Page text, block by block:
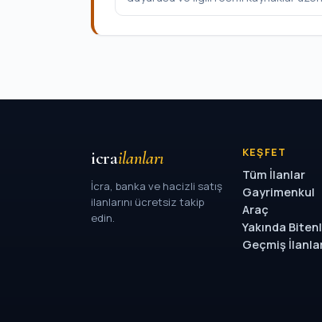
icrailanları
İcra, banka ve hacizli satış
ilanlarını ücretsiz takip
edin.
KEŞFET
Tüm İlanlar
Gayrimenkul
Araç
Yakında
Geçmiş